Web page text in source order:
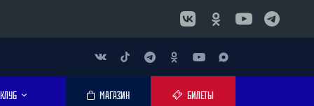
КЛУБ МАГАЗИН БИЛЕТЫ